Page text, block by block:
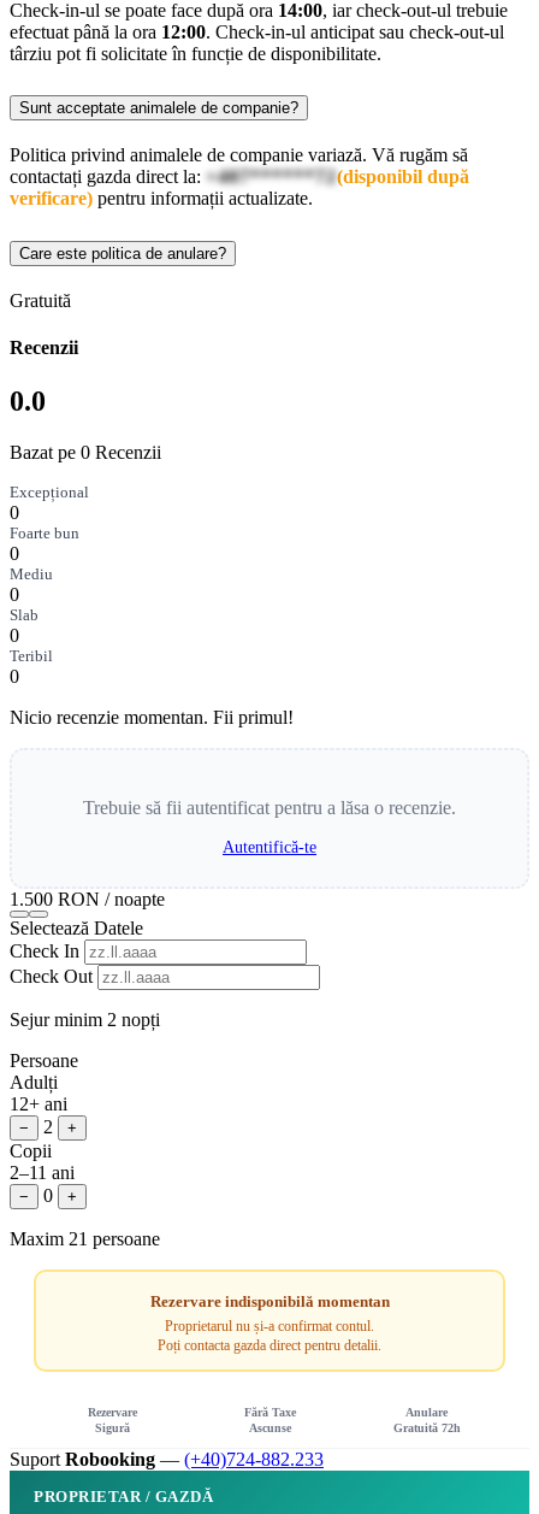
Check-in-ul se poate face după ora 14:00, iar check-out-ul trebuie
efectuat până la ora 12:00. Check-in-ul anticipat sau check-out-ul
târziu pot fi solicitate în funcție de disponibilitate.
Sunt acceptate animalele de companie?
Politica privind animalele de companie variază. Vă rugăm să
contactați gazda direct la: +407******72(disponibil după
verificare) pentru informații actualizate.
Care este politica de anulare?
Gratuită
Recenzii
0.0
Bazat pe 0 Recenzii
Excepțional
0
Foarte bun
0
Mediu
0
Slab
0
Teribil
0
Nicio recenzie momentan. Fii primul!
Trebuie să fii autentificat pentru a lăsa o recenzie.
Autentifică-te
1.500 RON / noapte
Selectează Datele
Check In
Check Out
Sejur minim 2 nopți
Persoane
Adulți
12+ ani
− 2 +
Copii
2–11 ani
− 0 +
Maxim 21 persoane
Rezervare indisponibilă momentan
Proprietarul nu și-a confirmat contul.
Poți contacta gazda direct pentru detalii.
Rezervare
Sigură
Fără Taxe
Ascunse
Anulare
Gratuită 72h
Suport Robooking — (+40)724-882.233
PROPRIETAR / GAZDĂ